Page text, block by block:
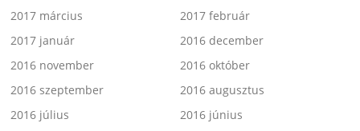
2017 március
2017 február
2017 január
2016 december
2016 november
2016 október
2016 szeptember
2016 augusztus
2016 július
2016 június